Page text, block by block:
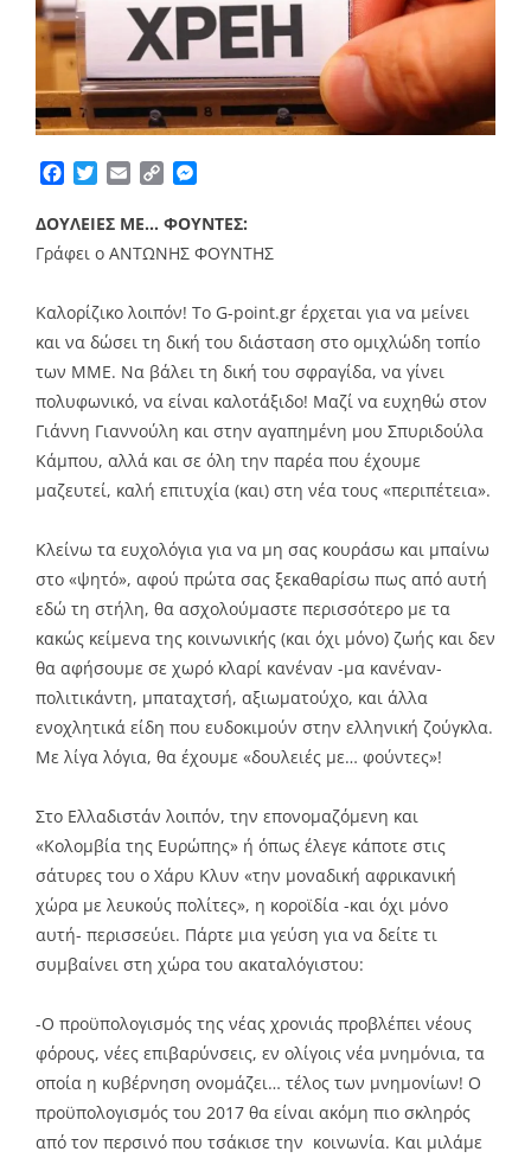
Facebook
TwitterEmailCopy
ΔΟΥΛΕΙΕΣ ΜΕ… ΦΟΥΝΤΕΣ:
Γράφει ο ΑΝΤΩΝΗΣ ΦΟΥΝΤΗΣ
Καλορίζικο λοιπόν! Το G-point.gr έρχεται για να μείνει
και να δώσει τη δική του διάσταση στο ομιχλώδη τοπίο
των ΜΜΕ. Να βάλει τη δική του σφραγίδα, να γίνει
πολυφωνικό, να είναι καλοτάξιδο! Μαζί να ευχηθώ στον
Γιάννη Γιαννούλη και στην αγαπημένη μου Σπυριδούλα
Κάμπου, αλλά και σε όλη την παρέα που έχουμε
μαζευτεί, καλή επιτυχία (και) στη νέα τους «περιπέτεια».
Κλείνω τα ευχολόγια για να μη σας κουράσω και μπαίνω
στο «ψητό», αφού πρώτα σας ξεκαθαρίσω πως από αυτή
εδώ τη στήλη, θα ασχολούμαστε περισσότερο με τα
κακώς κείμενα της κοινωνικής (και όχι μόνο) ζωής και δεν
θα αφήσουμε σε χωρό κλαρί κανέναν -μα κανέναν-
πολιτικάντη, μπαταχτσή, αξιωματούχο, και άλλα
ενοχλητικά είδη που ευδοκιμούν στην ελληνική ζούγκλα.
Με λίγα λόγια, θα έχουμε «δουλειές με… φούντες»!
Στο Ελλαδιστάν λοιπόν, την επονομαζόμενη και
«Κολομβία της Ευρώπης» ή όπως έλεγε κάποτε στις
σάτυρες του ο Χάρυ Κλυν «την μοναδική αφρικανική
χώρα με λευκούς πολίτες», η κοροϊδία -και όχι μόνο
αυτή- περισσεύει. Πάρτε μια γεύση για να δείτε τι
συμβαίνει στη χώρα του ακαταλόγιστου:
-Ο προϋπολογισμός της νέας χρονιάς προβλέπει νέους
φόρους, νέες επιβαρύνσεις, εν ολίγοις νέα μνημόνια, τα
οποία η κυβέρνηση ονομάζει… τέλος των μνημονίων! Ο
προϋπολογισμός του 2017 θα είναι ακόμη πιο σκληρός
από τον περσινό που τσάκισε την κοινωνία. Και μιλάμε